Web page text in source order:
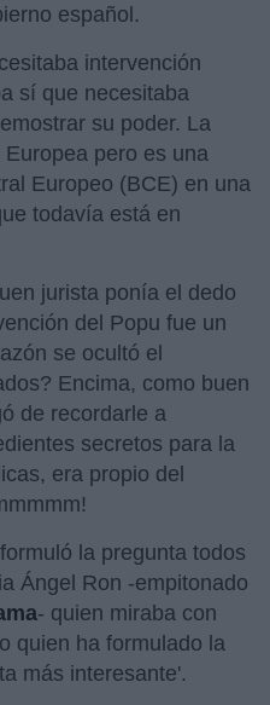
español.
intervención
sí que necesitaba
su poder. La
pero es una
Europeo (BCE) en una
todavía está en
jurista ponía el dedo
del Popu fue un
se ocultó el
Encima, como buen
de recordarle a
secretos para la
era propio del
la pregunta todos
Ángel Ron -empitonado
- quien miraba con
quien ha formulado la
más interesante'.